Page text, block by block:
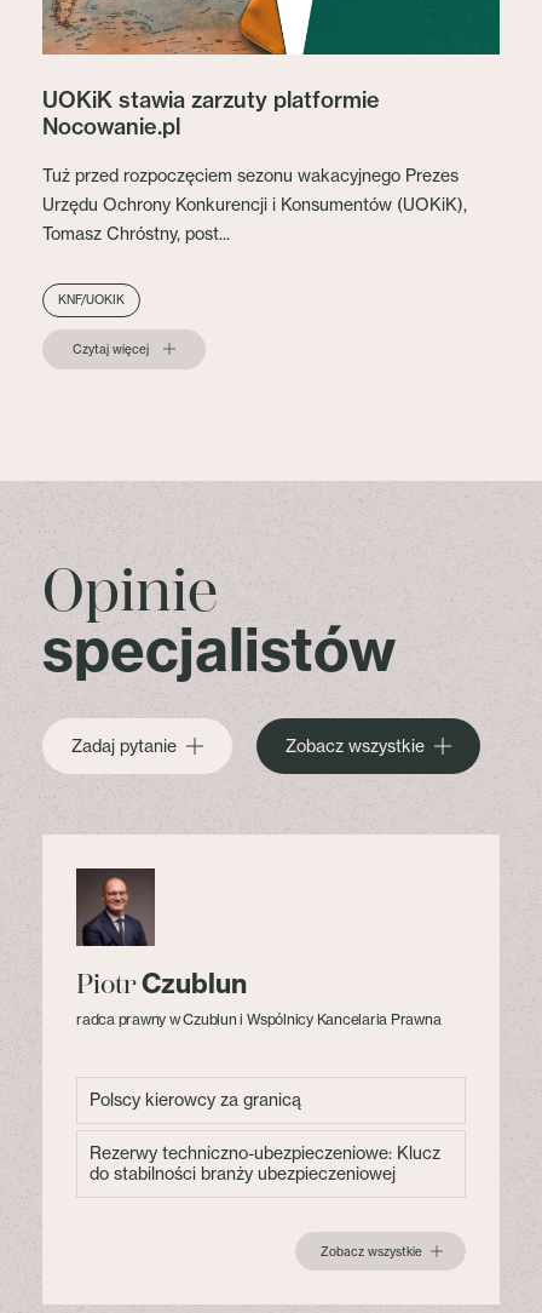
UOKiK stawia zarzuty platformie
Nocowanie.pl
Tuż przed rozpoczęciem sezonu wakacyjnego Prezes
Urzędu Ochrony Konkurencji i Konsumentów (UOKiK),
Tomasz Chróstny, post...
KNF/UOKIK
Czytaj więcej
Opinie
specjalistów
Zadaj pytanie Zobacz wszystkie
PiotrCzublun
radca prawny w Czublun i Wspólnicy Kancelaria Prawna
Polscy kierowcy za granicą
Rezerwy techniczno-ubezpieczeniowe: Klucz
do stabilności branży ubezpieczeniowej
Zobacz wszystkie